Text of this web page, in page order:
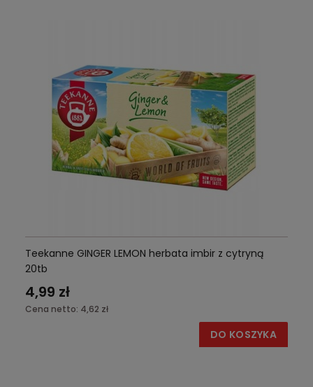
Teekanne GINGER LEMON herbata imbir z cytryną
20tb
4,99 zł
Cena netto: 4,62 zł
DO KOSZYKA